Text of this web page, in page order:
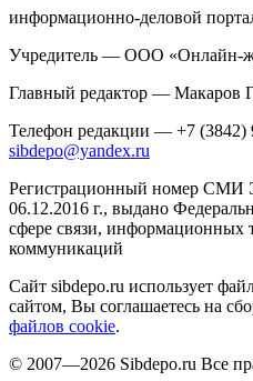
информационно-деловой
Учредитель — ООО «Онлайн-
Главный редактор — Макаров
Телефон редакции — +7
sibdepo@yandex.ru
Регистрационный номер
06.12.2016 г., выдано
сфере связи, информационных
коммуникаций
Сайт sibdepo.ru использует
сайтом, Вы соглашаетесь на
файлов cookie.
© 2007—2026 Sibdepo.ru Все